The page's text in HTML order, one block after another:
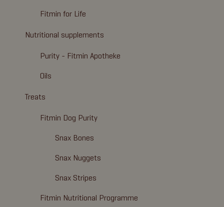
Fitmin for Life
Nutritional supplements
Purity - Fitmin Apotheke
Oils
Treats
Fitmin Dog Purity
Snax Bones
Snax Nuggets
Snax Stripes
Fitmin Nutritional Programme